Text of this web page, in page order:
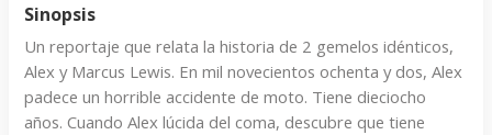
Sinopsis
Un reportaje que relata la historia de 2 gemelos idénticos,
Alex y Marcus Lewis. En mil novecientos ochenta y dos, Alex
padece un horrible accidente de moto. Tiene dieciocho
años. Cuando Alex lúcida del coma, descubre que tiene